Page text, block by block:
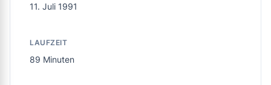
11. Juli 1991
LAUFZEIT
89 Minuten